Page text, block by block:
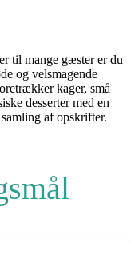
til mange gæster er du
og velsmagende
kager, små
desserter med en
af opskrifter.